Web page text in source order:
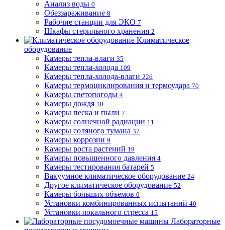
Анализ воды 0
Обеззараживание 8
Рабочие станции для ЭКО 7
Шкафы стерильного хранения 2
Климатическое
оборудование
Камеры тепла-влаги 35
Камеры тепла-холода 109
Камеры тепла-холода-влаги 226
Камеры термоциклирования и термоудара 70
Камеры светопогоды 4
Камеры дождя 10
Камеры песка и пыли 7
Камеры солнечной радиации 11
Камеры соляного тумана 37
Камеры коррозии 9
Камеры роста растений 19
Камеры повышенного давления 4
Камеры тестирования батарей 5
Вакуумное климатическое оборудование 24
Другое климатическое оборудование 52
Камеры больших объемов 0
Установки комбинированных испытаний 40
Установки локального стресса 15
Лабораторные